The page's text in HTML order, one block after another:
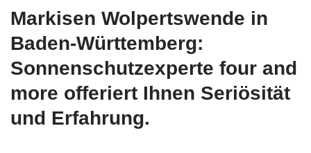
Markisen Wolpertswende in
Baden-Württemberg:
Sonnenschutzexperte four and
more offeriert Ihnen Seriösität
und Erfahrung.